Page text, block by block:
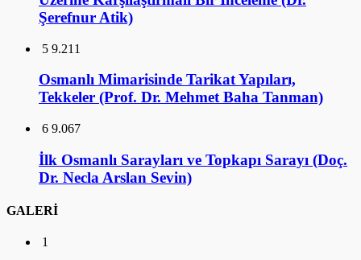
Şerefnur Atik)
5 9.211
Osmanlı Mimarisinde Tarikat Yapıları,
Tekkeler (Prof. Dr. Mehmet Baha Tanman)
6 9.067
İlk Osmanlı Sarayları ve Topkapı Sarayı (Doç.
Dr. Necla Arslan Sevin)
GALERİ
1